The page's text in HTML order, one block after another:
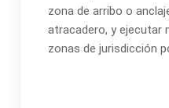
zona de arribo o
atracadero, y ejecutar
zonas de jurisdicción